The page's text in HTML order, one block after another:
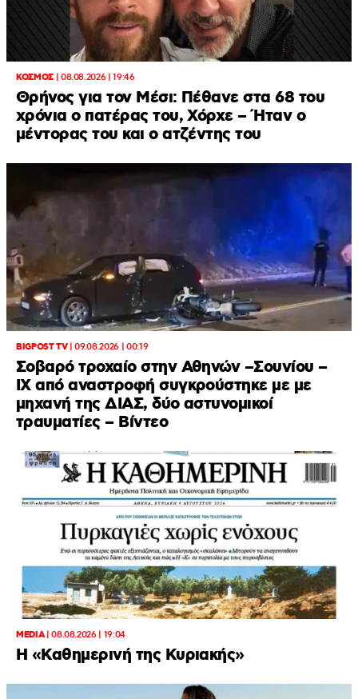
ΚΟΣΜΟΣ| 08.08.2026 | 19:46
Θρήνος για τον Μέσι: Πέθανε στα 68 του
χρόνια ο πατέρας του, Χόρχε – Ήταν ο
μέντορας του και ο ατζέντης του
BIGPOST TV|09.08.2026 | 00:19
Σοβαρό τροχαίο στην Αθηνών –Σουνίου –
ΙΧ από αναστροφή συγκρούστηκε με με
μηχανή της ΔΙΑΣ, δύο αστυνομικοί
τραυματίες – Βίντεο
MEDIA|08.08.2026 | 19:04
H «Καθημερινή της Κυριακής»